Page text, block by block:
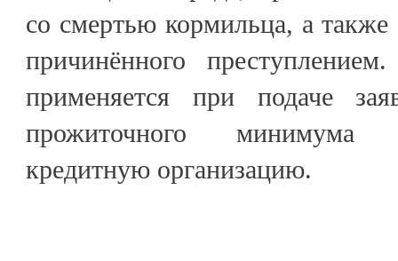
со смертью кормильца, а
причинённого
применяется при подаче
прожиточного минимума
кредитную организацию.